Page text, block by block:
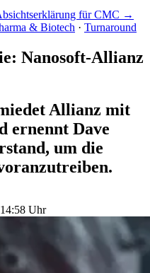
für CMC →
& Biotech · Turnaround
Nanosoft-Allianz
Allianz mit
ernennt Dave
um die
Uhr